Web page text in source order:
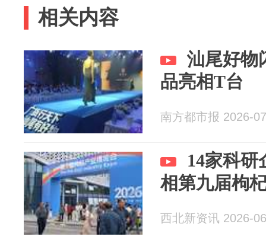
相关内容
汕尾好物
品亮相T台
南方都市报 2026-
14家科研
相第九届枸
西北新资讯 2026-